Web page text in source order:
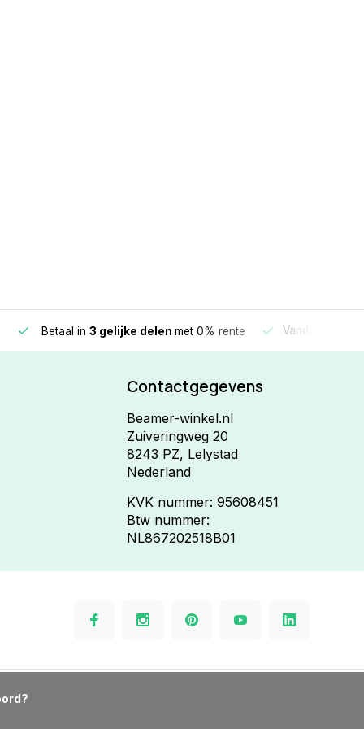
Betaal in 3 gelijke delen met 0% rente Vandaag
Contactgegevens
Beamer-winkel.nl
Zuiveringweg 20
8243 PZ, Lelystad
Nederland
KVK nummer: 95608451
Btw nummer:
NL867202518B01